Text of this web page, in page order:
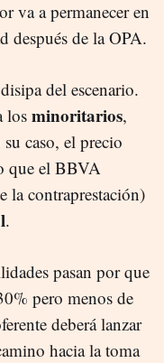
va a permanecer en
después de la OPA.
del escenario.
los minoritarios,
caso, el precio
que el BBVA
la contraprestación)
.
pasan por que
pero menos de
deberá lanzar
hacia la toma